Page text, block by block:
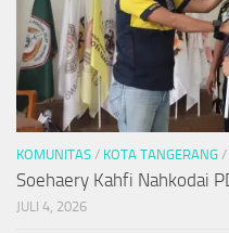
KOMUNITAS / KOTA TANGERANG /
Soehaery Kahfi Nahkodai
JULI 4, 2026